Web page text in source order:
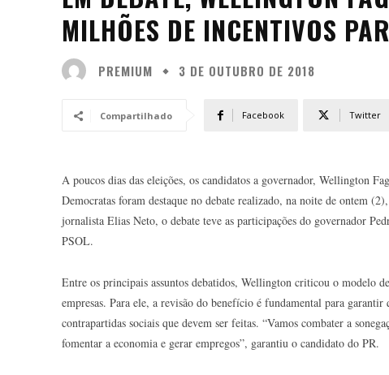
MILHÕES DE INCENTIVOS
PREMIUM 3 DE OUTUBRO DE 2018
Compartilhado Facebook Twitter
A poucos dias das eleições, os candidatos a governador, Wellington
Democratas foram destaque no debate realizado, na noite de ontem
jornalista Elias Neto, o debate teve as participações do governador
PSOL.
Entre os principais assuntos debatidos, Wellington criticou o modelo
empresas. Para ele, a revisão do benefício é fundamental para
contrapartidas sociais que devem ser feitas. “Vamos combater a
fomentar a economia e gerar empregos”, garantiu o candidato do PR.